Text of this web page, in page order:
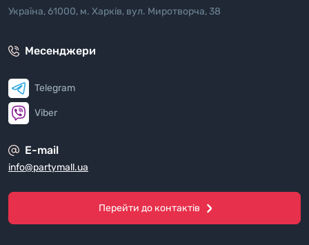
Україна, 61000, м. Харків, вул. Миротворча, 38
Месенджери
Telegram
Viber
E-mail
info@partymall.ua
Перейти до контактів